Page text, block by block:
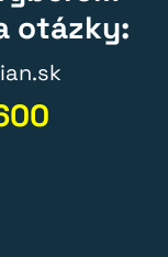
otázky: